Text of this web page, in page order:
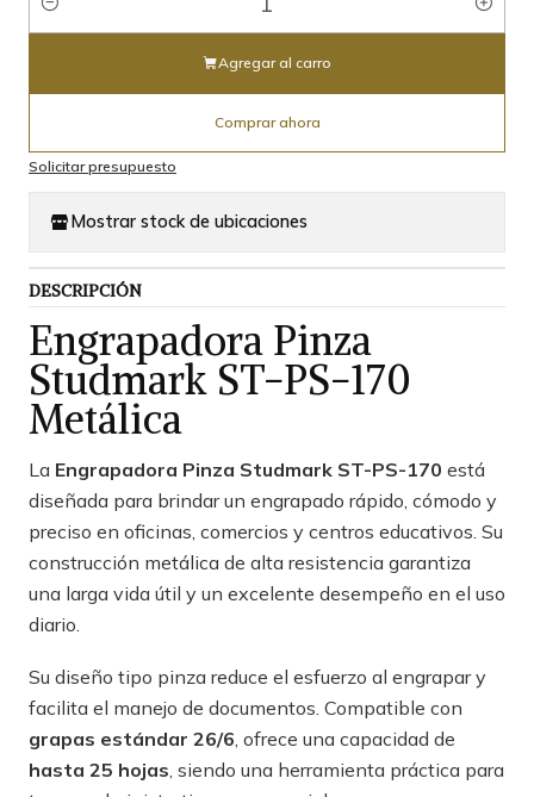
Cantidad
Agregar al carro
Comprar ahora
Solicitar presupuesto
Mostrar stock de ubicaciones
DESCRIPCIÓN
Engrapadora Pinza
Studmark ST-PS-170
Metálica
La Engrapadora Pinza Studmark ST-PS-170 está
diseñada para brindar un engrapado rápido, cómodo y
preciso en oficinas, comercios y centros educativos. Su
construcción metálica de alta resistencia garantiza
una larga vida útil y un excelente desempeño en el uso
diario.
Su diseño tipo pinza reduce el esfuerzo al engrapar y
facilita el manejo de documentos. Compatible con
grapas estándar 26/6 , ofrece una capacidad de
hasta 25 hojas , siendo una herramienta práctica para